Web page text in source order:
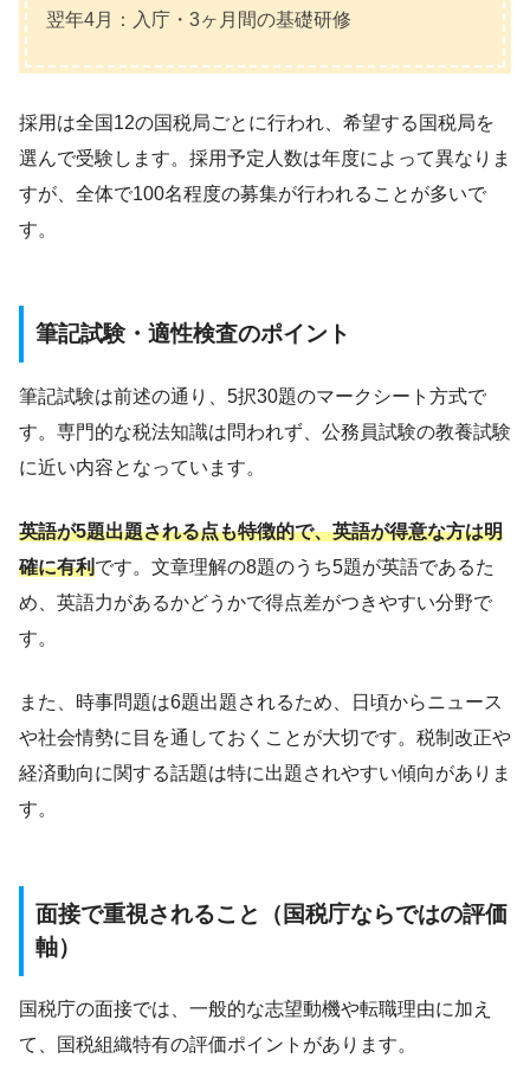
翌年4月：入庁・3ヶ月間の基礎研修
採用は全国12の国税局ごとに行われ、希望する国税局を
選んで受験します。採用予定人数は年度によって異なりま
すが、全体で100名程度の募集が行われることが多いで
す。
筆記試験・適性検査のポイント
筆記試験は前述の通り、5択30題のマークシート方式で
す。専門的な税法知識は問われず、公務員試験の教養試験
に近い内容となっています。
英語が5題出題される点も特徴的で、英語が得意な方は明
確に有利です。文章理解の8題のうち5題が英語であるた
め、英語力があるかどうかで得点差がつきやすい分野で
す。
また、時事問題は6題出題されるため、日頃からニュース
や社会情勢に目を通しておくことが大切です。税制改正や
経済動向に関する話題は特に出題されやすい傾向がありま
す。
面接で重視されること（国税庁ならではの評価
軸）
国税庁の面接では、一般的な志望動機や転職理由に加え
て、国税組織特有の評価ポイントがあります。